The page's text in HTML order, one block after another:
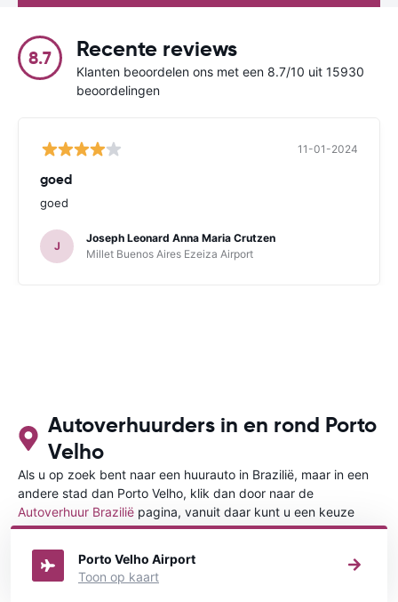
8.7 Recente reviews
Klanten beoordelen ons met een 8.7/10 uit 15930
beoordelingen
11-01-2024
goed
goed
J
Joseph Leonard Anna Maria Crutzen
Millet Buenos Aires Ezeiza Airport
Autoverhuurders in en rond Porto
Velho
Als u op zoek bent naar een huurauto in Brazilië, maar in een
andere stad dan Porto Velho, klik dan door naar de
Autoverhuur Brazilië pagina, vanuit daar kunt u een keuze
maken in welke stad in Brazilië u een auto huren wilt.
Porto Velho Airport
Toon op kaart